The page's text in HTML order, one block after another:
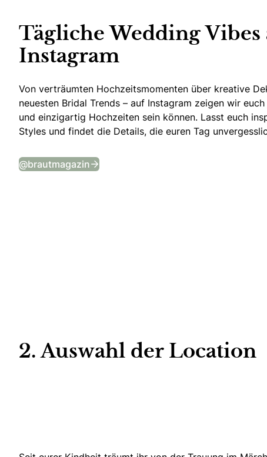
Tägliche Wedding Vibes
Instagram
Von verträumten Hochzeitsmomenten über kreative
neuesten Bridal Trends – auf Instagram zeigen wir
und einzigartig Hochzeiten sein können. Lasst euch
Styles und findet die Details, die euren Tag
@brautmagazin
2. Auswahl der Location